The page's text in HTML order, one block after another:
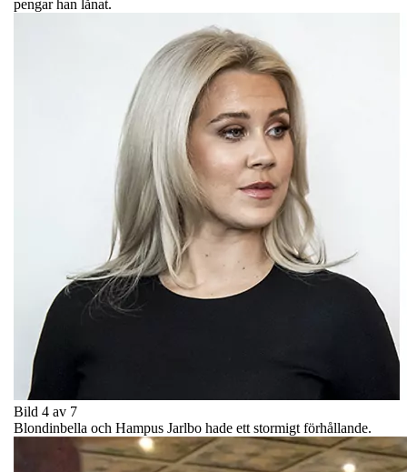
pengar han lånat.
Bild 4 av 7
Blondinbella och Hampus Jarlbo hade ett stormigt förhållande.